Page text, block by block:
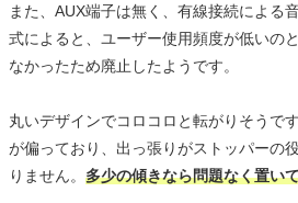
また、AUX端子は無く、有線接続による
式によると、ユーザー使用頻度が低いの
なかったため廃止したようです。
丸いデザインでコロコロと転がりそうで
が偏っており、出っ張りがストッパーの
りません。 多少の傾きなら問題なく置い